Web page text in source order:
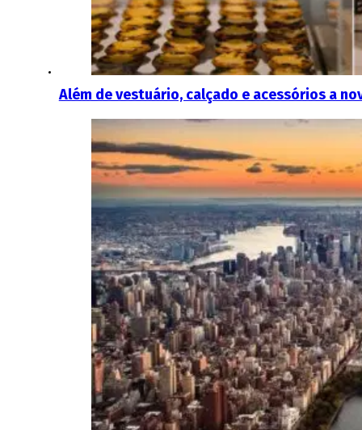
Além de vestuário, calçado e acessórios a